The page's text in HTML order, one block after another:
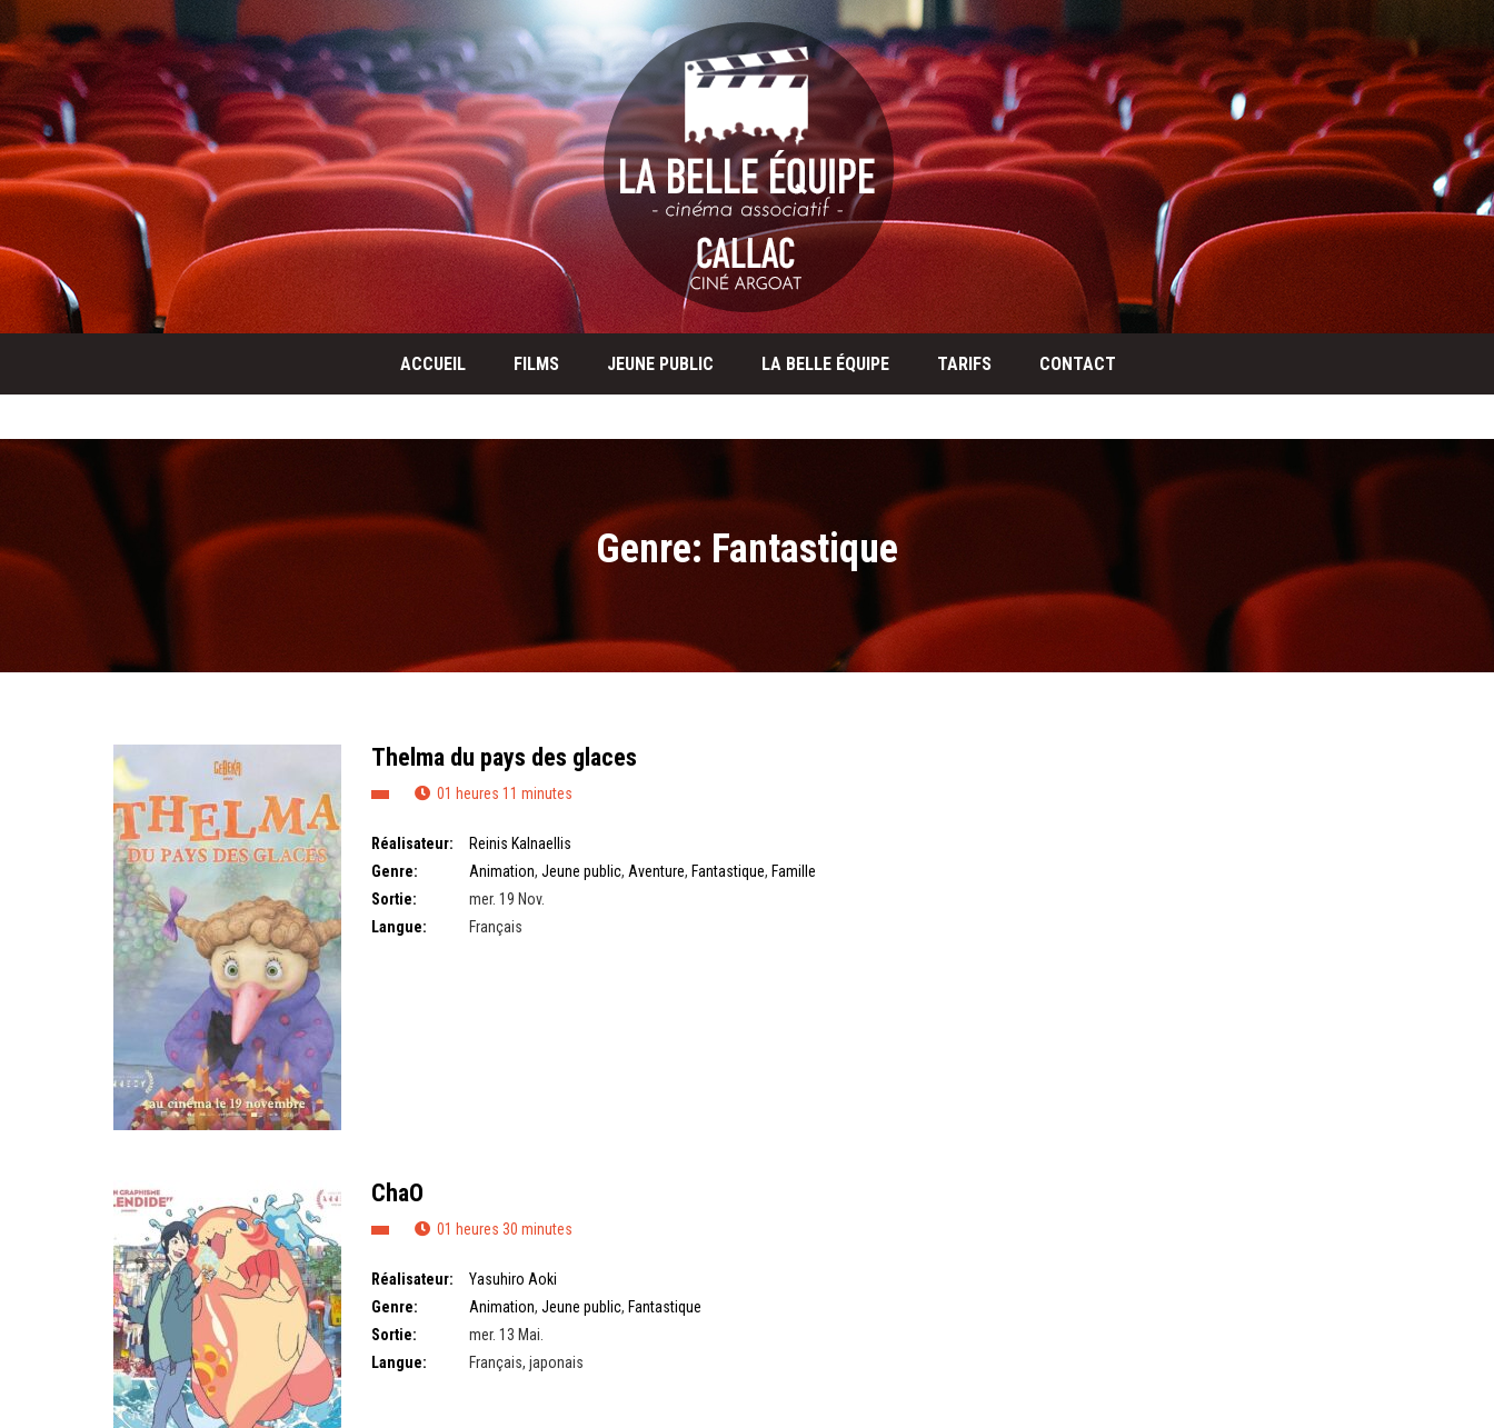
ACCUEIL FILMS JEUNE PUBLIC LA BELLE ÉQUIPE TARIFS CONTACT
Genre: Fantastique
Thelma du pays des glaces
01 heures 11 minutes
Réalisateur:
Reinis Kalnaellis
Genre:
Animation, Jeune public, Aventure, Fantastique, Famille
Sortie:
mer. 19 Nov.
Langue:
Français
ChaO
01 heures 30 minutes
Réalisateur:
Yasuhiro Aoki
Genre:
Animation, Jeune public, Fantastique
Sortie:
mer. 13 Mai.
Langue:
Français, japonais